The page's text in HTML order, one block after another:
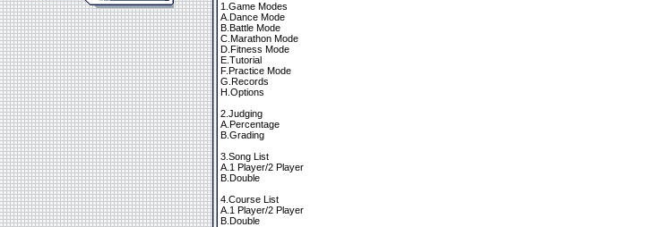
1.Game Modes
A.Dance Mode
B.Battle Mode
C.Marathon Mode
D.Fitness Mode
E.Tutorial
F.Practice Mode
G.Records
H.Options
2.Judging
A.Percentage
B.Grading
3.Song List
A.1 Player/2 Player
B.Double
4.Course List
A.1 Player/2 Player
B.Double